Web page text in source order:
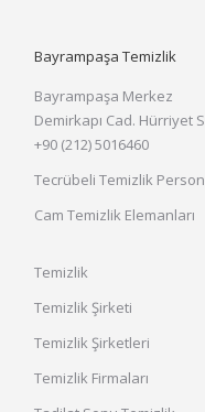
Bayrampaşa Temizlik
Bayrampaşa Merkez
Demirkapı Cad. Hürriyet
+90 (212) 5016460
Tecrübeli Temizlik
Cam Temizlik Elemanları
Temizlik
Temizlik Şirketi
Temizlik Şirketleri
Temizlik Firmaları